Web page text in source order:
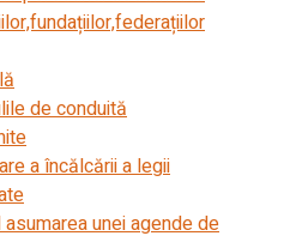
de conduită
a încălcării a legii
unei agende de